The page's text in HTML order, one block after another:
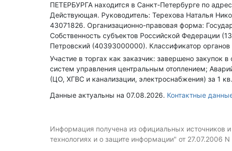
ПЕТЕРБУРГА находится в Санкт-Петербурге по
Действующая. Руководитель: Терехова Наталья
43071826. Организационно-правовая форма:
Собственность субъектов Российской Федерации
Петровский (40393000000). Классификатор
Участие в торгах как заказчик: завершено закупок
систем управления центральным отоплением;
(ЦО, ХГВС и канализации, электроснабжения) за 1
Данные актуальны на 07.08.2026. Контактные
Информация получена из официальных источников
технологиях и о защите информации" от 27.07.2006